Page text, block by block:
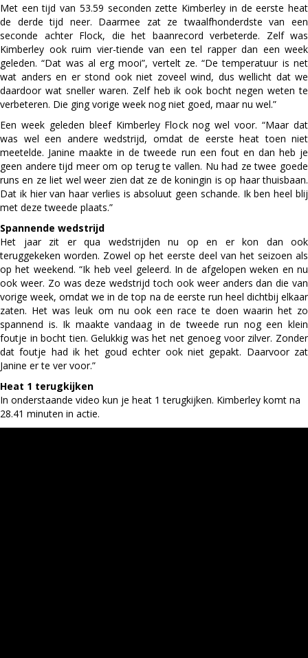
Met een tijd van 53.59 seconden zette Kimberley in de eerste heat
de derde tijd neer. Daarmee zat ze twaalfhonderdste van een
seconde achter Flock, die het baanrecord verbeterde. Zelf was
Kimberley ook ruim vier-tiende van een tel rapper dan een week
geleden. “Dat was al erg mooi”, vertelt ze. “De temperatuur is net
wat anders en er stond ook niet zoveel wind, dus wellicht dat we
daardoor wat sneller waren. Zelf heb ik ook bocht negen weten te
verbeteren. Die ging vorige week nog niet goed, maar nu wel.”
Een week geleden bleef Kimberley Flock nog wel voor. “Maar dat
was wel een andere wedstrijd, omdat de eerste heat toen niet
meetelde. Janine maakte in de tweede run een fout en dan heb je
geen andere tijd meer om op terug te vallen. Nu had ze twee goede
runs en ze liet wel weer zien dat ze de koningin is op haar thuisbaan.
Dat ik hier van haar verlies is absoluut geen schande. Ik ben heel blij
met deze tweede plaats.”
Spannende wedstrijd
Het jaar zit er qua wedstrijden nu op en er kon dan ook
teruggekeken worden. Zowel op het eerste deel van het seizoen als
op het weekend. “Ik heb veel geleerd. In de afgelopen weken en nu
ook weer. Zo was deze wedstrijd toch ook weer anders dan die van
vorige week, omdat we in de top na de eerste run heel dichtbij elkaar
zaten. Het was leuk om nu ook een race te doen waarin het zo
spannend is. Ik maakte vandaag in de tweede run nog een klein
foutje in bocht tien. Gelukkig was het net genoeg voor zilver. Zonder
dat foutje had ik het goud echter ook niet gepakt. Daarvoor zat
Janine er te ver voor.”
Heat 1 terugkijken
In onderstaande video kun je heat 1 terugkijken. Kimberley komt na
28.41 minuten in actie.